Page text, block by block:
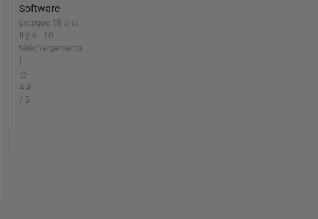
Software
presque 18 ans
il y a | 10
téléchargements
|
4.4
/ 5